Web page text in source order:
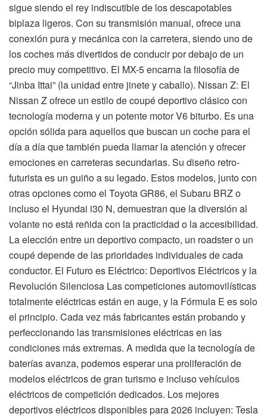
sigue siendo el rey indiscutible de los descapotables
biplaza ligeros. Con su transmisión manual, ofrece una
conexión pura y mecánica con la carretera, siendo uno de
los coches más divertidos de conducir por debajo de un
precio muy competitivo. El MX-5 encarna la filosofía de
“Jinba Ittai” (la unidad entre jinete y caballo). Nissan Z: El
Nissan Z ofrece un estilo de coupé deportivo clásico con
tecnología moderna y un potente motor V6 biturbo. Es una
opción sólida para aquellos que buscan un coche para el
día a día que también pueda llamar la atención y ofrecer
emociones en carreteras secundarias. Su diseño retro-
futurista es un guiño a su legado. Estos modelos, junto con
otras opciones como el Toyota GR86, el Subaru BRZ o
incluso el Hyundai i30 N, demuestran que la diversión al
volante no está reñida con la practicidad o la accesibilidad.
La elección entre un deportivo compacto, un roadster o un
coupé depende de las prioridades individuales de cada
conductor. El Futuro es Eléctrico: Deportivos Eléctricos y la
Revolución Silenciosa Las competiciones automovilísticas
totalmente eléctricas están en auge, y la Fórmula E es solo
el principio. Cada vez más fabricantes están probando y
perfeccionando las transmisiones eléctricas en las
condiciones más extremas. A medida que la tecnología de
baterías avanza, podemos esperar una proliferación de
modelos eléctricos de gran turismo e incluso vehículos
eléctricos de competición dedicados. Los mejores
deportivos eléctricos disponibles para 2026 incluyen: Tesla